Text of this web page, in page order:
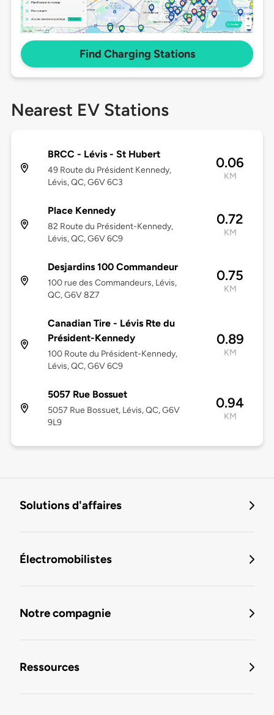
Find Charging Stations
Nearest EV Stations
BRCC - Lévis - St Hubert
49 Route du Président Kennedy,
Lévis, QC, G6V 6C3
0.06
KM
Place Kennedy
82 Route du Président-Kennedy,
Lévis, QC, G6V 6C9
0.72
KM
Desjardins 100 Commandeur
100 rue des Commandeurs, Lévis,
QC, G6V 8Z7
0.75
KM
Canadian Tire - Lévis Rte du
Président-Kennedy
100 Route du Président-Kennedy,
Lévis, QC, G6V 6C9
0.89
KM
5057 Rue Bossuet
5057 Rue Bossuet, Lévis, QC, G6V
9L9
0.94
KM
Solutions d'affaires
Électromobilistes
Notre compagnie
Ressources